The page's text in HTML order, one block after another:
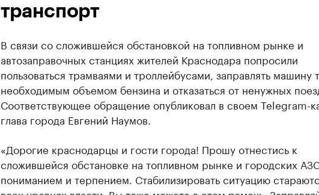
транспорт
В связи со сложившейся обстановкой на топливном рынке и
автозаправочных станциях жителей Краснодара попросили
пользоваться трамваями и троллейбусами, заправлять машину
необходимым объемом бензина и отказаться от ненужных
Соответствующее обращение опубликовал в своем Telegram-
глава города Евгений Наумов.
«Дорогие краснодарцы и гости города! Прошу отнестись к
сложившейся обстановке на топливном рынке и городских
пониманием и терпением. Стабилизировать ситуацию